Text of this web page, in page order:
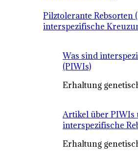
Pilztolerante Rebsorten
interspezifische
Was sind
(PIWIs)
Erhaltung
Artikel über PIWIs
interspezifische
Erhaltung